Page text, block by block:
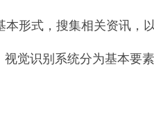
形式，搜集相关资讯，
觉识别系统分为基本要